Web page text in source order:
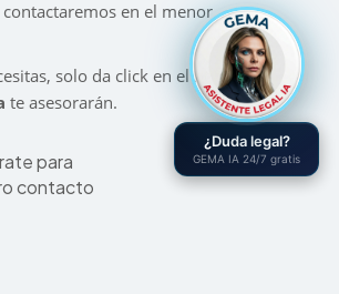
en el menor
solo da click en el botón
te asesorarán.
para
contacto
¿Duda legal?
GEMA IA 24/7 gratis